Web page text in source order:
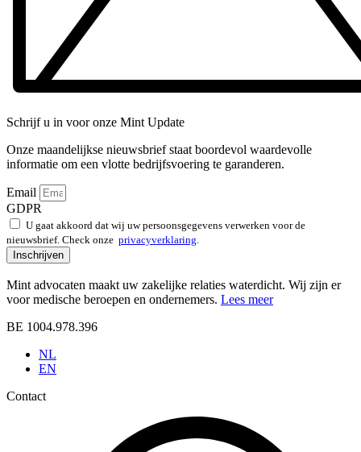
Schrijf u in voor onze Mint Update
Onze maandelijkse nieuwsbrief staat boordevol waardevolle
informatie om een vlotte bedrijfsvoering te garanderen.
Email
GDPR
U gaat akkoord dat wij uw persoonsgegevens verwerken voor de
nieuwsbrief. Check onze privacyverklaring.
Inschrijven
Mint advocaten maakt uw zakelijke relaties waterdicht. Wij zijn er
voor medische beroepen en ondernemers. Lees meer
BE 1004.978.396
NL
EN
Contact